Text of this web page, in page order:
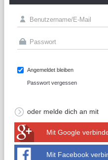
Angemeldet bleiben
Passwort vergessen
oder melde dich an mit
Mit Google
Mit Facebook